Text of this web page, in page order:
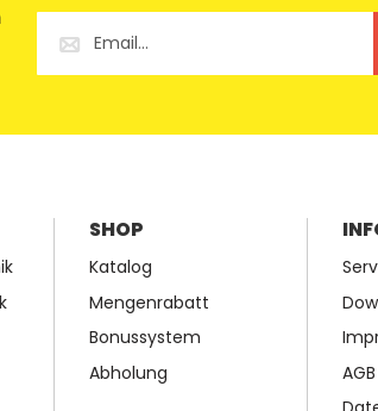
SHOP
Katalog
Mengenrabatt
Bonussystem
Abholung
AGB